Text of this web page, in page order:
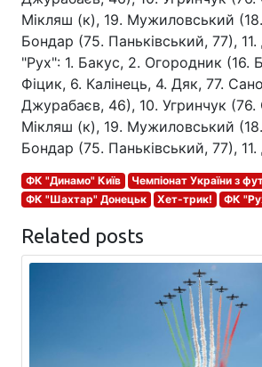
Мікляш (к), 19. Мужиловський
Бондар (75. Паньківський, 77),
"Рух": 1. Бакус, 2. Огородник (16.
Фіцик, 6. Калінець, 4. Дяк, 77.
Джурабаєв, 46), 10. Угринчук
Мікляш (к), 19. Мужиловський
Бондар (75. Паньківський, 77),
ФК "Динамо" Київ
Чемпіонат України з
ФК "Шахтар" Донецьк
Хет-трик! ФК
Related posts